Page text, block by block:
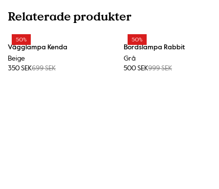
Relaterade produkter
50%
Vägglampa Kenda
Beige
350 SEK699 SEK
50%
Bordslampa Rabbit
Grå
500 SEK999 SEK